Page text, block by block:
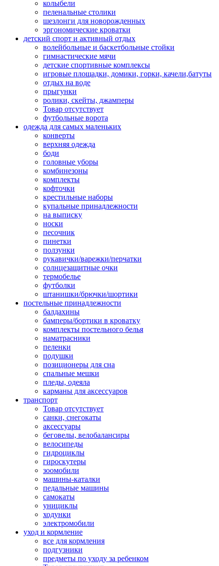
колыбели
пеленальные столики
шезлонги для новорожденных
эргономические кроватки
детский спорт и активный отдых
волейбольные и баскетбольные стойки
гимнастические мячи
детские спортивные комплексы
игровые площадки, домики, горки, качели,батуты
отдых на воде
прыгунки
ролики, скейты, джамперы
Товар отсутствует
футбольные ворота
одежда для самых маленьких
конверты
верхняя одежда
боди
головные уборы
комбинезоны
комплекты
кофточки
крестильные наборы
купальные принадлежности
на выписку
носки
песочник
пинетки
ползунки
рукавички/варежки/перчатки
солнцезащитные очки
термобелье
футболки
штанишки/брючки/шортики
постельные принадлежности
балдахины
бамперы/бортики в кроватку
комплекты постельного белья
наматрасники
пеленки
подушки
позиционеры для сна
спальные мешки
пледы, одеяла
карманы для аксеcсуаров
транспорт
Товар отсутствует
санки, снегокаты
аксессуары
беговелы, велобалансиры
велосипеды
гидроциклы
гироскутеры
зоомобили
машины-каталки
педальные машины
самокаты
унициклы
ходунки
электромобили
уход и кормление
все для кормления
подгузники
предметы по уходу за ребенком